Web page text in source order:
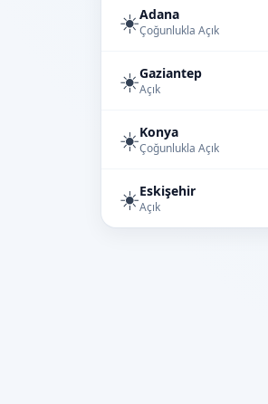
☀️Adana
Çoğunlukla Açık
☀️Gaziantep
Açık
☀️Konya
Çoğunlukla Açık
☀️Eskişehir
Açık